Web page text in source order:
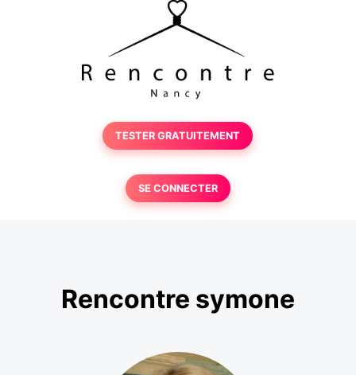
TESTER GRATUITEMENT
SE CONNECTER
Rencontre symone